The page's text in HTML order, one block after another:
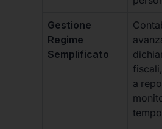
Gestione
Regime
Semplificato
a